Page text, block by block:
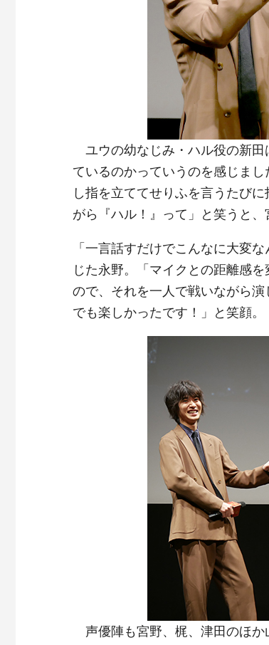
ユウの幼なじみ・ハル役の新田
ているのかっていうのを感じま
し指を立ててせりふを言うたび
がら『ハル！』って」と笑うと
「一言話すだけでこんなに大変
じた永野。「マイクとの距離感
ので、それを一人で戦いながら
でも楽しかったです！」と笑顔。
声優陣も宮野、梶、津田のほか